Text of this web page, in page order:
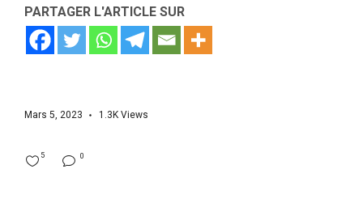
PARTAGER L'ARTICLE SUR
Mars 5, 2023 1.3K Views
0
5